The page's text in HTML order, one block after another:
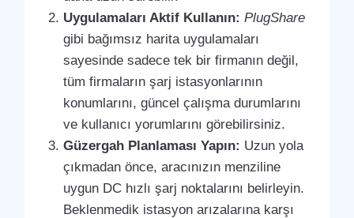
Uygulamaları Aktif Kullanın: PlugShare
gibi bağımsız harita uygulamaları
sayesinde sadece tek bir firmanın değil,
tüm firmaların şarj istasyonlarının
konumlarını, güncel çalışma durumlarını
ve kullanıcı yorumlarını görebilirsiniz.
Güzergah Planlaması Yapın: Uzun yola
çıkmadan önce, aracınızın menziline
uygun DC hızlı şarj noktalarını belirleyin.
Beklenmedik istasyon arızalarına karşı